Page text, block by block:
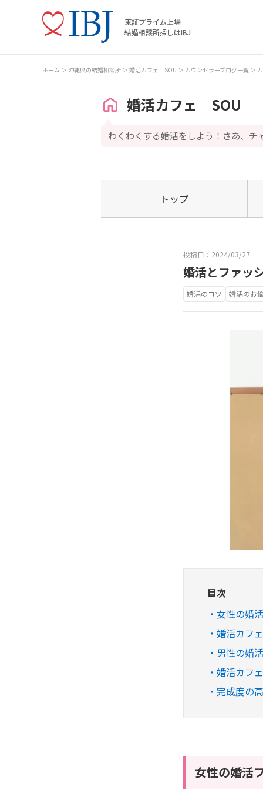
東証プライム上場
結婚相談所探しはIBJ
ホーム 沖縄県の結婚相談所 婚活カフェ SOU カウンセラーブログ一覧
婚活カフェ SOU
わくわくする婚活をしよう！さあ、チ
トップ
投稿日：2024/03/27
婚活とファッ
婚活のコツ 婚活のお
目次
女性の婚
婚活カフ
男性の婚
婚活カフ
完成度の
女性の婚活